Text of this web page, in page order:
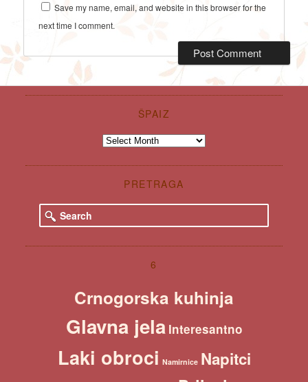
Save my name, email, and website in this browser for the
next time I comment.
ŠPAIZ
Špaiz
PRETRAGA
e
r
6
Crnogorska kuhinja
Glavna jela Interesantno
Laki obroci Namirnice Napitci